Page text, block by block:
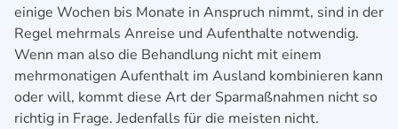
einige Wochen bis Monate in Anspruch nimmt, sind in der
Regel mehrmals Anreise und Aufenthalte notwendig.
Wenn man also die Behandlung nicht mit einem
mehrmonatigen Aufenthalt im Ausland kombinieren kann
oder will, kommt diese Art der Sparmaßnahmen nicht so
richtig in Frage. Jedenfalls für die meisten nicht.